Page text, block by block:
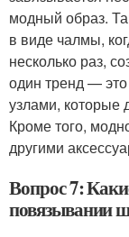
модный образ.
в виде чалмы,
несколько раз,
один тренд —
узлами, которые
Кроме того,
другими
Вопрос 7:
повязывании